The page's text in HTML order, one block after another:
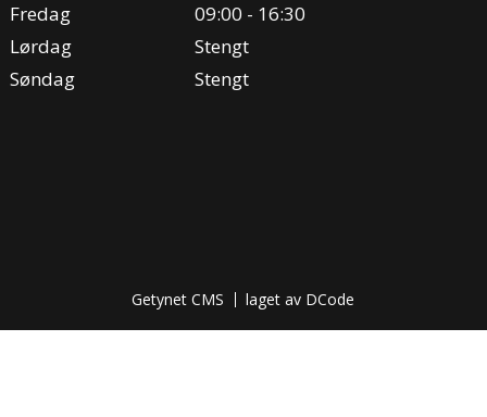
Fredag
09:00 - 16:30
Lørdag
Stengt
Søndag
Stengt
Getynet CMS laget av DCode